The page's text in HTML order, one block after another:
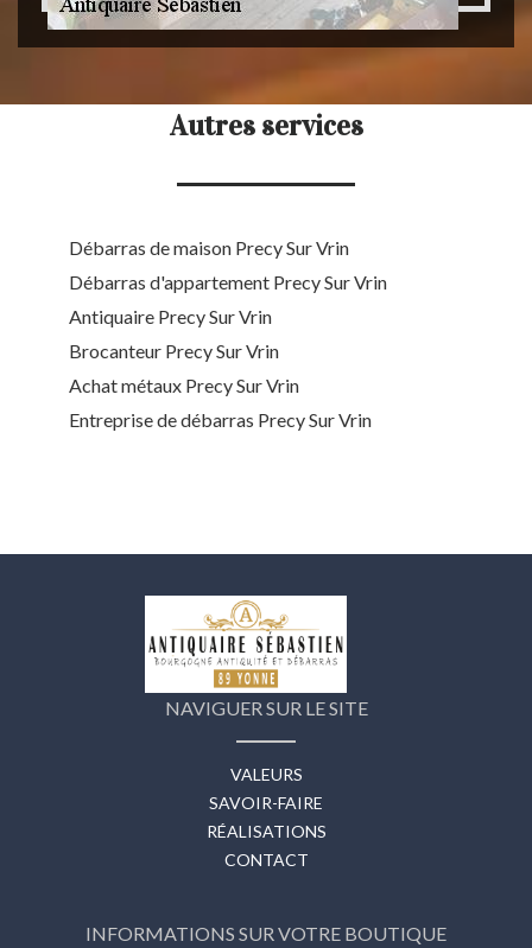
Autres services
Débarras de maison Precy Sur Vrin
Débarras d'appartement Precy Sur Vrin
Antiquaire Precy Sur Vrin
Brocanteur Precy Sur Vrin
Achat métaux Precy Sur Vrin
Entreprise de débarras Precy Sur Vrin
NAVIGUER SUR LE SITE
VALEURS
SAVOIR-FAIRE
RÉALISATIONS
CONTACT
INFORMATIONS SUR VOTRE BOUTIQUE